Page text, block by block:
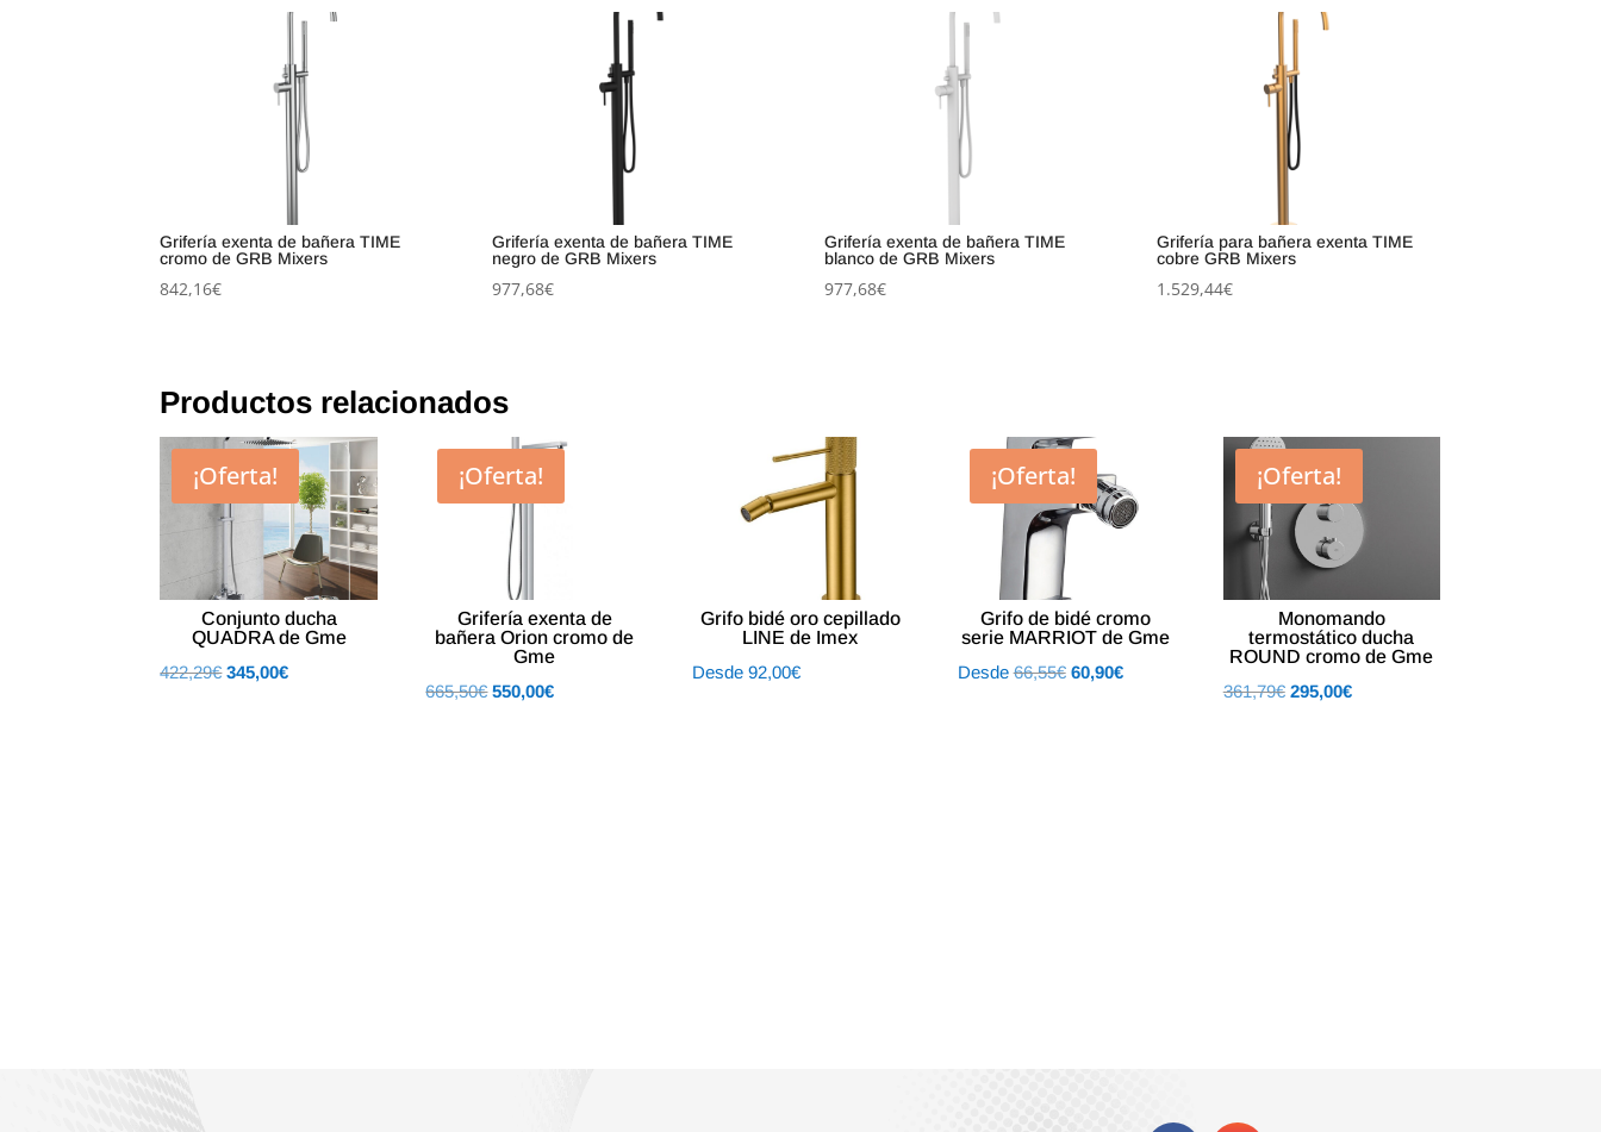
Grifería exenta de bañera TIME
cromo de GRB Mixers
842,16€
Grifería exenta de bañera TIME
negro de GRB Mixers
977,68€
Grifería exenta de bañera TIME
blanco de GRB Mixers
977,68€
Grifería para bañera exenta TIME
cobre GRB Mixers
1.529,44€
Productos relacionados
¡Oferta!
Conjunto ducha
QUADRA de Gme
422,29€ El
345,00€El
¡Oferta!
Grifería exenta de
bañera Orion cromo de
Gme
665,50€ El
550,00€El
Grifo bidé oro cepillado
LINE de Imex
Desde 92,00€
¡Oferta!
Grifo de bidé cromo
serie MARRIOT de Gme
Desde 66,55€ El
60,90€El
¡Oferta!
Monomando
termostático ducha
ROUND cromo de Gme
361,79€ El
295,00€El